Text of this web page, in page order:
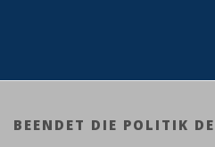
BEENDET DIE POLITIK